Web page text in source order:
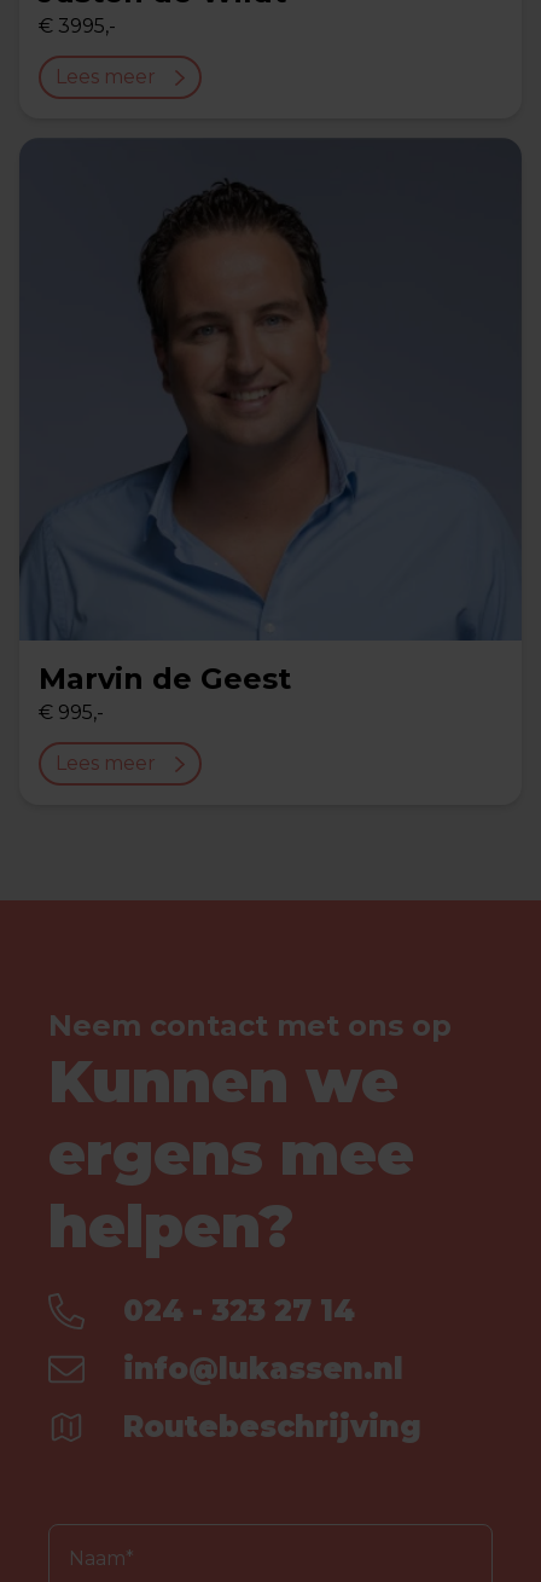
€ 3995,-
Lees meer
Marvin de Geest
€ 995,-
Lees meer
Neem contact met ons op
Kunnen we
ergens mee
helpen?
024 - 323 27 14
info@lukassen.nl
Routebeschrijving